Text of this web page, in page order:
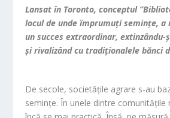
Lansat în Toronto, conceptul
locul de unde împrumuți semințe, a
un succes extraordinar,
și rivalizând cu tradiționalele bănci
De secole, societățile agrare s-au
semințe. În unele dintre comunitățile